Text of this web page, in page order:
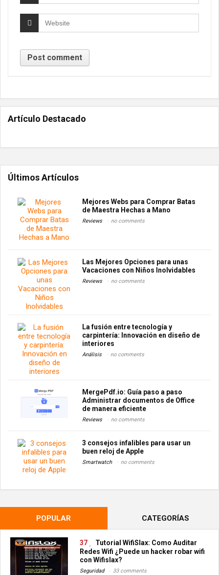
Artículo Destacado
Últimos Artículos
Mejores Webs para Comprar Batas
de Maestra Hechas a Mano
Reviews no comments
Las Mejores Opciones para unas
Vacaciones con Niños Inolvidables
Reviews no comments
La fusión entre tecnología y
carpintería: Innovación en diseño de
interiores
Análisis no comments
MergePdf.io: Guía paso a paso
Administrar documentos de Office
de manera eficiente
Reviews no comments
3 consejos infalibles para usar un
buen reloj de Apple
Smartwatch no comments
POPULAR CATEGORÍAS
37
Tutorial WifiSlax: Como Auditar
Redes Wifi ¿Puede un hacker robar wifi
con Wifislax?
Seguridad 33 comments